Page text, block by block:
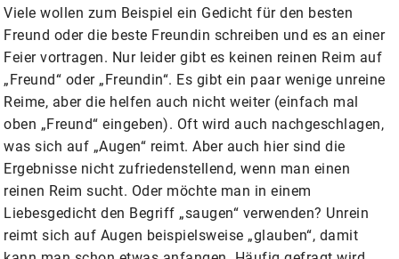
Viele wollen zum Beispiel ein Gedicht für den besten
Freund oder die beste Freundin schreiben und es an einer
Feier vortragen. Nur leider gibt es keinen reinen Reim auf
„Freund“ oder „Freundin“. Es gibt ein paar wenige unreine
Reime, aber die helfen auch nicht weiter (einfach mal
oben „Freund“ eingeben). Oft wird auch nachgeschlagen,
was sich auf „Augen“ reimt. Aber auch hier sind die
Ergebnisse nicht zufriedenstellend, wenn man einen
reinen Reim sucht. Oder möchte man in einem
Liebesgedicht den Begriff „saugen“ verwenden? Unrein
reimt sich auf Augen beispielsweise „glauben“, damit